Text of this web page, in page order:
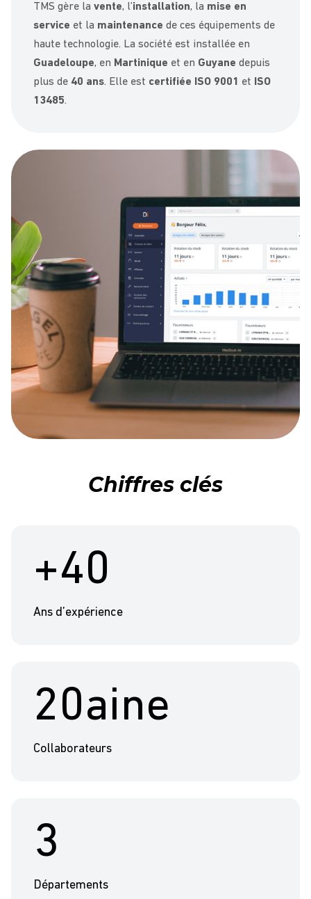
TMS gère la vente, l’installation, la mise en
service et la maintenance de ces équipements de
haute technologie. La société est installée en
Guadeloupe, en Martinique et en Guyane depuis
plus de 40 ans. Elle est certifiée ISO 9001 et ISO
13485.
Chiffres clés
+40
Ans d’expérience
20aine
Collaborateurs
3
Départements